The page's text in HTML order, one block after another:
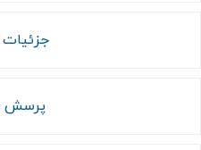
پرسش